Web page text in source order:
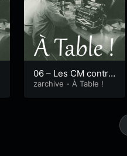
06 – Les CM contre
le gaspillage
zarchive - À Table !